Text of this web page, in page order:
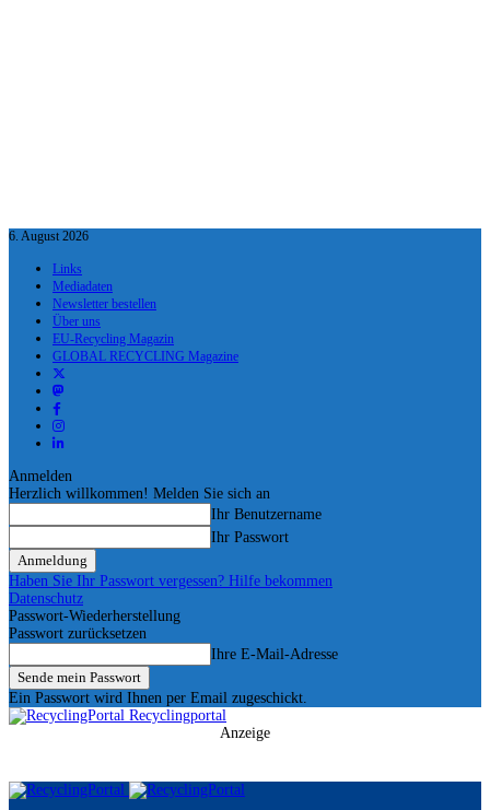
6. August 2026
Links
Mediadaten
Newsletter bestellen
Über uns
EU-Recycling Magazin
GLOBAL RECYCLING Magazine
Anmelden
Herzlich willkommen! Melden Sie sich an
Ihr Benutzername
Ihr Passwort
Haben Sie Ihr Passwort vergessen? Hilfe bekommen
Datenschutz
Passwort-Wiederherstellung
Passwort zurücksetzen
Ihre E-Mail-Adresse
Ein Passwort wird Ihnen per Email zugeschickt.
Recyclingportal
Anzeige